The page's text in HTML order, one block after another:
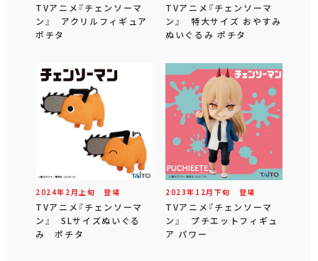
TVアニメ『チェンソーマ
ン』 アクリルフィギュア
ポチタ
TVアニメ『チェンソーマ
ン』 特大サイズ おやすみ
ぬいぐるみ ポチタ
2024年 2 月 上旬 登場
TVアニメ『チェンソーマ
ン』 SLサイズぬいぐる
み ポチタ
2023年 12 月 下旬 登場
TVアニメ『チェンソーマ
ン』 プチエットフィギュ
ア パワー